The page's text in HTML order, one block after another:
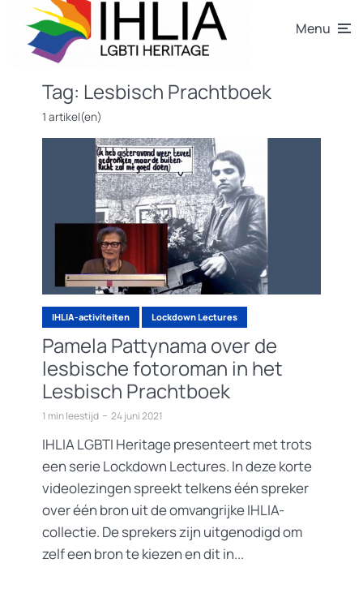
Menu
Tag: Lesbisch Prachtboek
1 artikel(en)
IHLIA-activiteiten Lockdown Lectures
Pamela Pattynama over de
lesbische fotoroman in het
Lesbisch Prachtboek
1 min leestijd 24 juni 2021
IHLIA LGBTI Heritage presenteert met trots
een serie Lockdown Lectures. In deze korte
videolezingen spreekt telkens één spreker
over één bron uit de omvangrijke IHLIA-
collectie. De sprekers zijn uitgenodigd om
zelf een bron te kiezen en dit in...